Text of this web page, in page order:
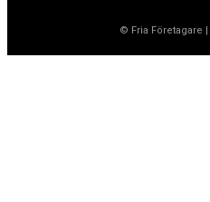
© Fria Företagare